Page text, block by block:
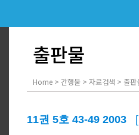
출판물
Home > 간행물 > 자료검색 > 출판
11권 5호 43-49 2003